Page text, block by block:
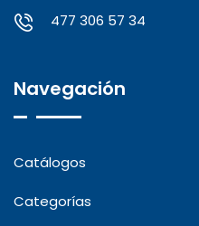
477 306 57 34
Navegación
Catálogos
Categorías